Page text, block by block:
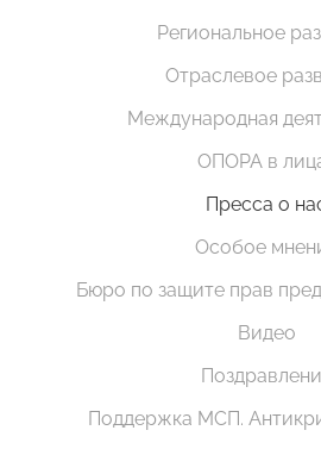
Региональное
Отраслевое
Международная
ОПОРА в
Пресса о
Особое
Бюро по защите прав
Видео
Поддержка МСП.